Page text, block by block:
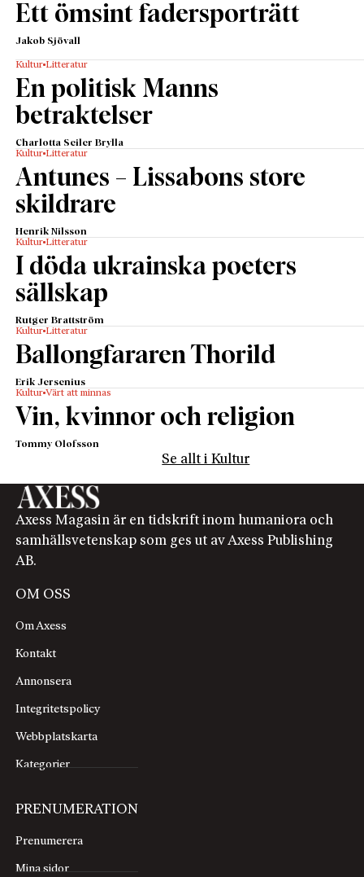
Ett ömsint fadersporträtt
Jakob Sjövall
Kultur Litteratur
En politisk Manns
betraktelser
Charlotta Seiler Brylla
Kultur Litteratur
Antunes – Lissabons store
skildrare
Henrik Nilsson
Kultur Litteratur
I döda ukrainska poeters
sällskap
Rutger Brattström
Kultur Litteratur
Ballongfararen Thorild
Erik Jersenius
Kultur Värt att minnas
Vin, kvinnor och religion
Tommy Olofsson
Se allt i Kultur
Axess Magasin är en tidskrift inom humaniora och
samhällsvetenskap som ges ut av Axess Publishing
AB.
OM OSS
Om Axess
Kontakt
Annonsera
Integritetspolicy
Webbplatskarta
Kategorier
PRENUMERATION
Prenumerera
Mina sidor